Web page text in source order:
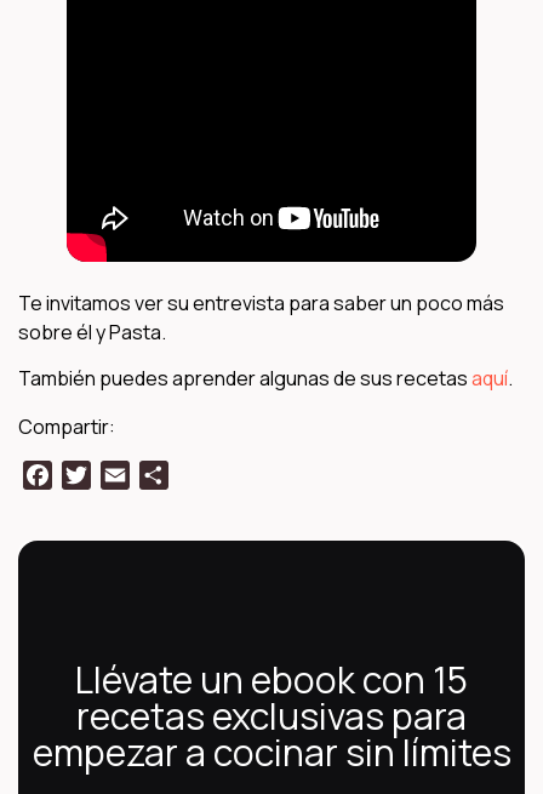
Te invitamos ver su entrevista para saber un poco más
sobre él y Pasta.
También puedes aprender algunas de sus recetasaquí.
Compartir:
FacebookTwitter
Email
Llévate un ebook con 15
recetas exclusivas para
empezar a cocinar sin límites